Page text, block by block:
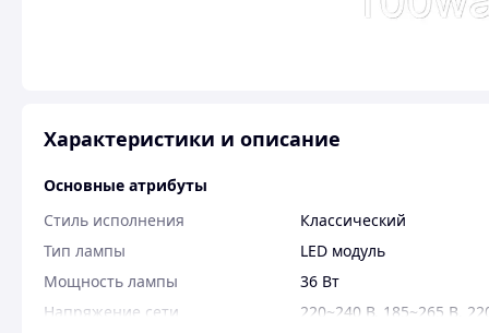
Характеристики и описание
Основные атрибуты
Стиль исполнения
Классический
Тип лампы
LED модуль
Мощность лампы
36 Вт
Напряжение сети
220~240 В 185~265 B